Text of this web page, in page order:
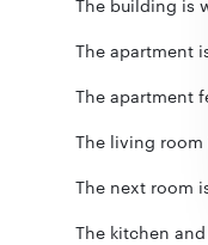
The building is
The apartment
The apartment
The living
The next room
The kitchen